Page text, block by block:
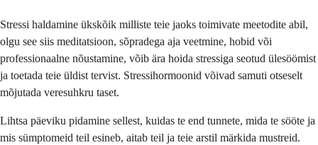
Stressi haldamine ükskõik milliste teie jaoks toimivate meetodite abil,
olgu see siis meditatsioon, sõpradega aja veetmine, hobid või
professionaalne nõustamine, võib ära hoida stressiga seotud ülesöömist
ja toetada teie üldist tervist. Stressihormoonid võivad samuti otseselt
mõjutada veresuhkru taset.
Lihtsa päeviku pidamine sellest, kuidas te end tunnete, mida te sööte ja
mis sümptomeid teil esineb, aitab teil ja teie arstil märkida mustreid.